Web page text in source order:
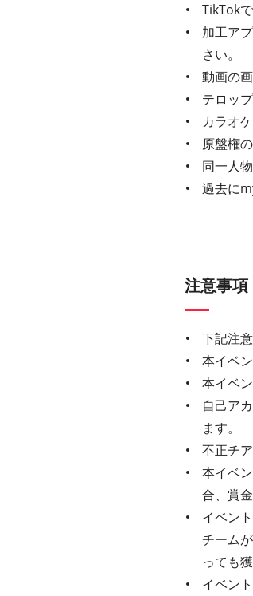
TikTok
加工ア
さい。
動画の
テロッ
カラオ
原盤権
同一人
過去に
注意事項
下記注
本イベ
本イベ
自己ア
ます。
不正チ
本イベ
合、賞
イベン
チーム
っても
イベン